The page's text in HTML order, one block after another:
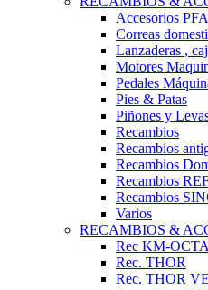
Accesorios
Correas
Lanzaderas ,
Motores
Pedales
Pies & Patas
Piñones y
Recambios
Recambios
Recambios
Recambios
Recambios
Varios
RECAMBIOS &
Rec KM-
Rec. THOR
Rec. THOR